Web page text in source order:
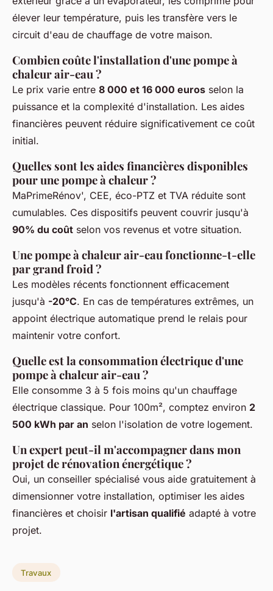
élever leur température, puis les transfère vers le
circuit d'eau de chauffage de votre maison.
Combien coûte l'installation d'une pompe à
chaleur air-eau ?
Le prix varie entre 8 000 et 16 000 euros selon la
puissance et la complexité d'installation. Les aides
financières peuvent réduire significativement ce coût
initial.
Quelles sont les aides financières disponibles
pour une pompe à chaleur ?
MaPrimeRénov', CEE, éco-PTZ et TVA réduite sont
cumulables. Ces dispositifs peuvent couvrir jusqu'à
90% du coût selon vos revenus et votre situation.
Une pompe à chaleur air-eau fonctionne-t-elle
par grand froid ?
Les modèles récents fonctionnent efficacement
jusqu'à -20°C. En cas de températures extrêmes, un
appoint électrique automatique prend le relais pour
maintenir votre confort.
Quelle est la consommation électrique d'une
pompe à chaleur air-eau ?
Elle consomme 3 à 5 fois moins qu'un chauffage
électrique classique. Pour 100m², comptez environ 2
500 kWh par an selon l'isolation de votre logement.
Un expert peut-il m'accompagner dans mon
projet de rénovation énergétique ?
Oui, un conseiller spécialisé vous aide gratuitement à
dimensionner votre installation, optimiser les aides
financières et choisir l'artisan qualifié adapté à votre
projet.
Travaux